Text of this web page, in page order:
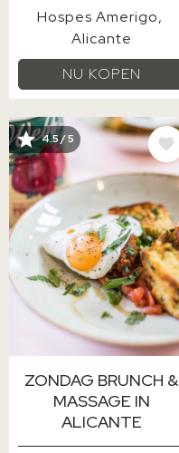
Hospes Amerigo
Alicante
NU KOPEN
AFBEELDING
4.5 / 5
ZONDAG BRUNCH &
MASSAGE IN
ALICANTE